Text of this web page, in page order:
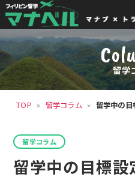
「マ
ナ
ベ
ル」
セ
ブ
留学
TOP » 留学コラム » 留学中の
留学コラム
留学中の目標